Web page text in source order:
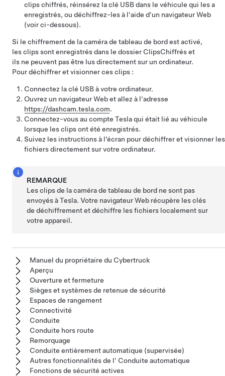
clips chiffrés, réinsérez la clé USB dans le véhicule qui les a
enregistrés, ou déchiffrez-les à l'aide d'un navigateur Web
(voir ci-dessous).
Si le chiffrement de la caméra de tableau de bord est activé,
les clips sont enregistrés dans le dossier ClipsChiffrés et
ils ne peuvent pas être lus directement sur un ordinateur.
Pour déchiffrer et visionner ces clips :
Connectez la clé USB à votre ordinateur.
Ouvrez un navigateur Web et allez à l'adresse
https://dashcam.tesla.com.
Connectez-vous au compte Tesla qui était lié au véhicule
lorsque les clips ont été enregistrés.
Suivez les instructions à l’écran pour déchiffrer et visionner les
fichiers directement sur votre ordinateur.
REMARQUE
Les clips de la caméra de tableau de bord ne sont pas
envoyés à Tesla. Votre navigateur Web récupère les clés
de déchiffrement et déchiffre les fichiers localement sur
votre appareil.
Manuel du propriétaire du Cybertruck
Aperçu
Ouverture et fermeture
Sièges et systèmes de retenue de sécurité
Espaces de rangement
Connectivité
Conduite
Conduite hors route
Remorquage
Conduite entièrement automatique (supervisée)
Autres fonctionnalités de l' Conduite automatique
Fonctions de sécurité actives